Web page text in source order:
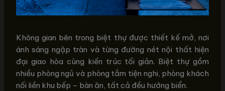
Không gian bên trong biệt thự được thiết kế mở, nơi
ánh sáng ngập tràn và từng đường nét nội thất hiện
đại giao hòa cùng kiến trúc tối giản. Biệt thự gồm
nhiều phòng ngủ và phòng tắm tiện nghi, phòng khách
nối liền khu bếp – bàn ăn, tất cả đều hướng biển.